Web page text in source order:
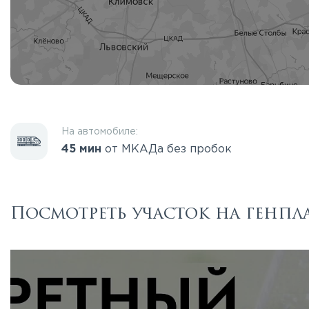
На автомобиле:
45 мин от МКАДа без пробок
Посмотреть участок на